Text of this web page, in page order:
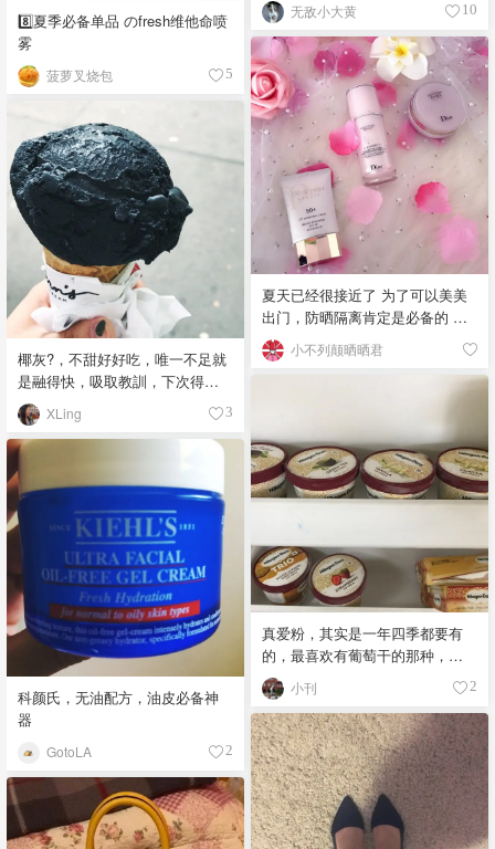
无敌小大黄 10
8️⃣夏季必备单品 のfresh维他命喷
雾
菠萝叉烧包 5
夏天已经很接近了 为了可以美美
出门，防晒隔离肯定是必备的 用
了各种sunscreen ,最喜欢的还是
cpb 家的 它的防晒指数为50+ ，
非常的保湿补水。 上妆后的质感
也非常的自然清爽 价格虽然有点
家的这款妆前打底霜，配上它们
家的dream skin 气垫，可以说是
完美组合 遮瑕效果可能没有非常
是O20, 我不太喜欢太白的颜色，
因为我本身皮肤比较暗 我喜欢气
垫粉，主要觉得出门补妆比较方
便😝 这套目前是我的新宠，估计
会宠上一段时间 你们会把它们收
入你美妆的“宫殿”吗？😋「该晒货
来自@Kelly1212-北美省钱快报，
版权归原作者所有」
小不列颠晒晒君
椰灰?，不甜好好吃，唯一不足就
是融得快，吸取教訓，下次得要
個杯子? 牛奶冰沙加上芒果，沙冰
綿綿的?
XLing 3
真爱粉，其实是一年四季都要有
的，最喜欢有葡萄干的那种，但
是现在附近超市里没看见了
小刊 2
科颜氏，无油配方，油皮必备神
器
GotoLA 2